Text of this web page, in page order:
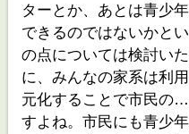
ターとか、あとは青少
できるのではないかと
の点については検討い
に、みんなの家系は利
元化することで市民の
すよね。市民にも青少